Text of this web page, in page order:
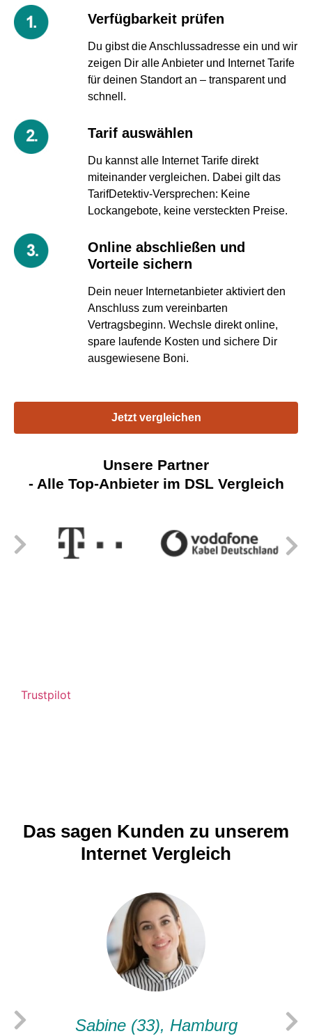
Verfügbarkeit prüfen
Du gibst die Anschlussadresse ein und wir
zeigen Dir alle Anbieter und Internet Tarife
für deinen Standort an – transparent und
schnell.
Tarif auswählen
Du kannst alle Internet Tarife direkt
miteinander vergleichen. Dabei gilt das
TarifDetektiv-Versprechen: Keine
Lockangebote, keine versteckten Preise.
Online abschließen und
Vorteile sichern
Dein neuer Internetanbieter aktiviert den
Anschluss zum vereinbarten
Vertragsbeginn. Wechsle direkt online,
spare laufende Kosten und sichere Dir
ausgewiesene Boni.
Jetzt vergleichen
Unsere Partner
- Alle Top-Anbieter im DSL Vergleich
Trustpilot
Das sagen Kunden zu unserem
Internet Vergleich
Sabine (33), Hamburg